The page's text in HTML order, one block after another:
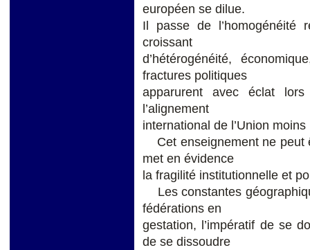
européen se dilue.
Il passe de l’homogénéité
croissant
d’hétérogénéité,
fractures politiques
apparurent avec éclat
l’alignement
international de l’Union
Cet enseignement ne peut
met en évidence
la fragilité institutionnelle et
Les constantes
fédérations en
gestation, l’impératif de se
de se dissoudre